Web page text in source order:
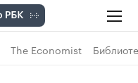
The Economist